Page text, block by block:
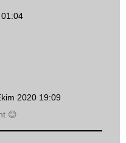
2020 19:09
😊